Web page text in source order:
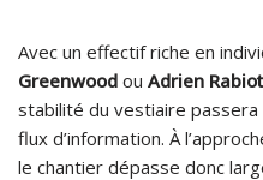
Avec un effectif riche en
Greenwood ou Adrien Rabiot
stabilité du vestiaire passera
flux d’information. À
le chantier dépasse donc